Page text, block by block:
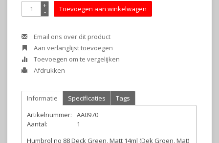
+
- Toevoegen aan winkelwagen
Email ons over dit product
Aan verlanglijst toevoegen
Toevoegen om te vergelijken
Afdrukken
Informatie Specificaties
Tags
Artikelnummer:
AA0970
Aantal:
1
Humbrol no 88 Deck Green, Matt 14ml (Dek Groen, Mat)